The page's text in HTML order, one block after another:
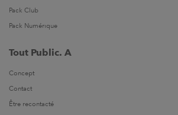
Pack Club
Pack Numérique
Tout Public. A
Concept
Contact
Être recontacté